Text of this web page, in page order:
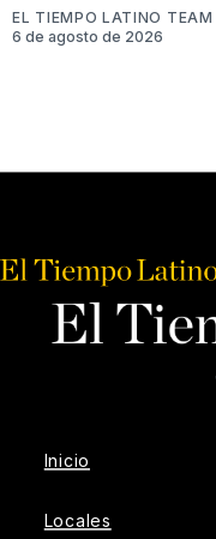
EL TIEMPO LATINO TEAM
6 de agosto de 2026
Inicio
Locales